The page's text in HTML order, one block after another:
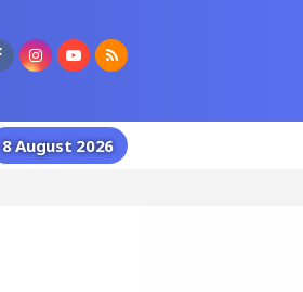
8 August 2026